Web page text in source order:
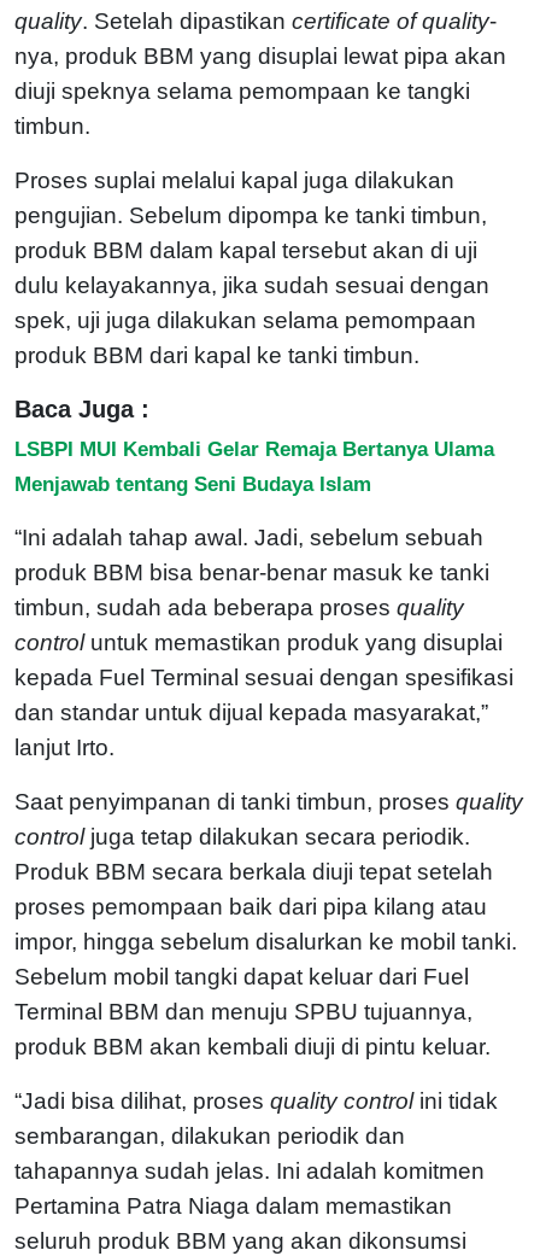
quality. Setelah dipastikan certificate of quality-
nya, produk BBM yang disuplai lewat pipa akan
diuji speknya selama pemompaan ke tangki
timbun.
Proses suplai melalui kapal juga dilakukan
pengujian. Sebelum dipompa ke tanki timbun,
produk BBM dalam kapal tersebut akan di uji
dulu kelayakannya, jika sudah sesuai dengan
spek, uji juga dilakukan selama pemompaan
produk BBM dari kapal ke tanki timbun.
Baca Juga :
LSBPI MUI Kembali Gelar Remaja Bertanya Ulama
Menjawab tentang Seni Budaya Islam
“Ini adalah tahap awal. Jadi, sebelum sebuah
produk BBM bisa benar-benar masuk ke tanki
timbun, sudah ada beberapa proses quality
controluntuk memastikan produk yang disuplai
kepada Fuel Terminal sesuai dengan spesifikasi
dan standar untuk dijual kepada masyarakat,”
lanjut Irto.
Saat penyimpanan di tanki timbun, proses quality
controljuga tetap dilakukan secara periodik.
Produk BBM secara berkala diuji tepat setelah
proses pemompaan baik dari pipa kilang atau
impor, hingga sebelum disalurkan ke mobil tanki.
Sebelum mobil tangki dapat keluar dari Fuel
Terminal BBM dan menuju SPBU tujuannya,
produk BBM akan kembali diuji di pintu keluar.
“Jadi bisa dilihat, proses quality controlini tidak
sembarangan, dilakukan periodik dan
tahapannya sudah jelas. Ini adalah komitmen
Pertamina Patra Niaga dalam memastikan
seluruh produk BBM yang akan dikonsumsi